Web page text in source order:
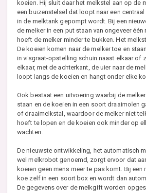
koeien. Hij sluit daar het melkstel aan op de
een buizenstelsel dat loopt naar een
in de melktank gepompt wordt. Bij een
de melker in een put staan van ongeveer één
hoeft de melker minder te bukken. Het
De koeien komen naar de melker toe en
in visgraat-opstelling schuin naast elkaar of
elkaar, met de achterkant, de uier naar de
loopt langs de koeien en hangt onder elke
Ook bestaat een uitvoering waarbij de
staan en de koeien in een soort draaimolen
of draaimelkstal, waardoor de melker niet
hoeft te lopen en de koeien ook minder op
wachten.
De nieuwste ontwikkeling, het automatisch
wel melkrobot genoemd, zorgt ervoor dat
koeien geen mens meer te pas komt. Bij
koe zelf in een soort box en wordt dan
De gegevens over de melkgift worden